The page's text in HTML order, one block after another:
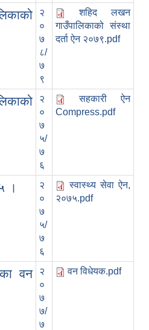
२
०
७
८/
७
९
शहिद लखन
गाउँपालिकाको संस्था
दर्ता ऐन २०७९.pdf
२
०
७
५/
७
६
सहकारी ऐन
Compress.pdf
।
२
०
७
५/
७
६
स्वास्थ्य सेवा ऐन,
२०७५.pdf
वन
२
०
७
७/
७
वन विधेयक.pdf